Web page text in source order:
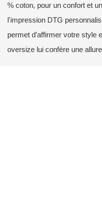
% coton, pour un confort et
l'impression DTG
permet d'affirmer votre style
oversize lui confère une